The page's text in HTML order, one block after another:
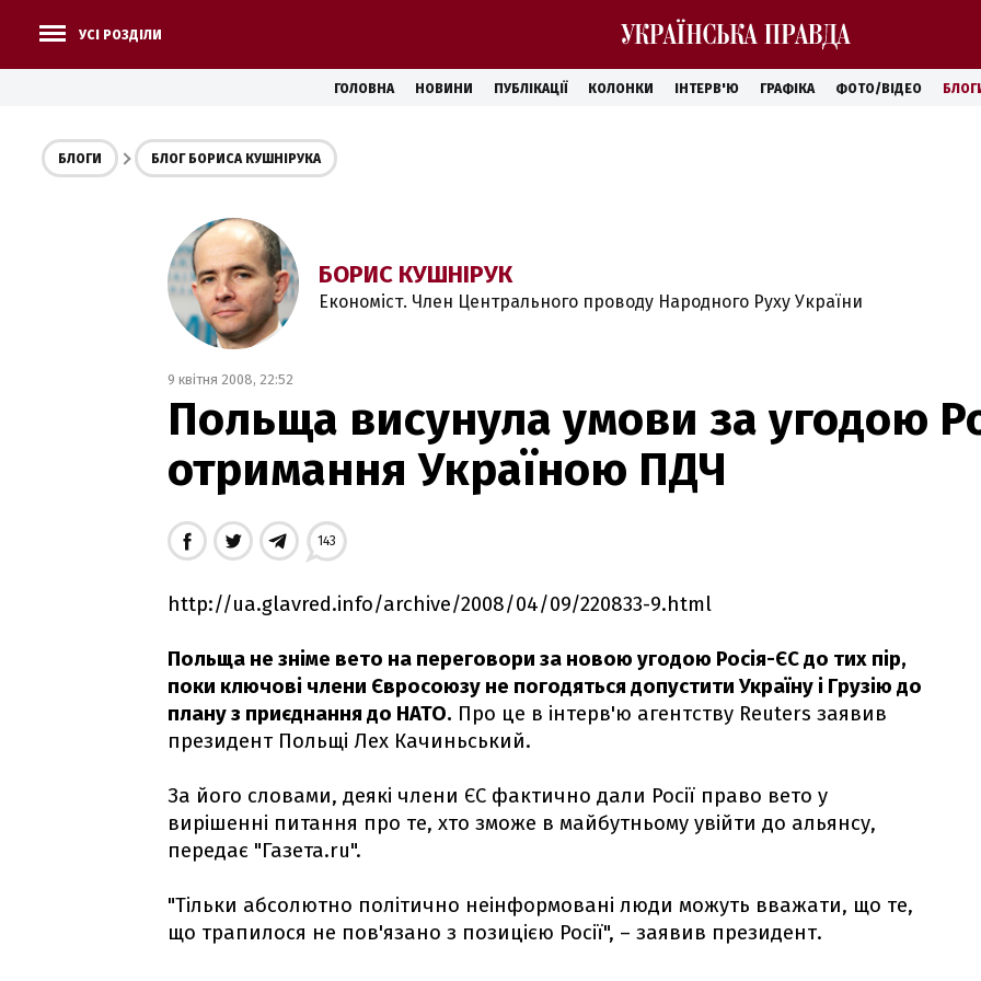
УСІ РОЗДІЛИ
ГОЛОВНА НОВИНИ ПУБЛІКАЦІЇ КОЛОНКИ ІНТЕРВ'Ю ГРАФІКА ФОТО/ВІДЕО
БЛОГИ БЛОГ БОРИСА КУШНІРУКА
БОРИС КУШНІРУК
Економіст. Член Центрального проводу Народного Руху України
9 квітня 2008, 22:52
Польща висунула умови за угодою
отримання Україною ПДЧ
143
http://ua.glavred.info/archive/2008/04/09/220833-9.html
Польща не зніме вето на переговори за новою угодою Росія-ЄС до тих пір,
поки ключові члени Євросоюзу не погодяться допустити Україну і Грузію до
плану з приєднання до НАТО. Про це в інтерв'ю агентству Reuters заявив
президент Польщі Лех Качиньський.
За його словами, деякі члени ЄС фактично дали Росії право вето у
вирішенні питання про те, хто зможе в майбутньому увійти до альянсу,
передає "Газета.ru".
"Тільки абсолютно політично неінформовані люди можуть вважати, що те,
що трапилося не пов'язано з позицією Росії", – заявив президент.